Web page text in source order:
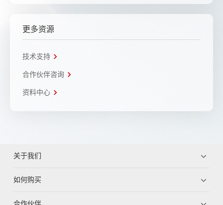
更多资源
技术支持
合作伙伴咨询
资料中心
关于我们
如何购买